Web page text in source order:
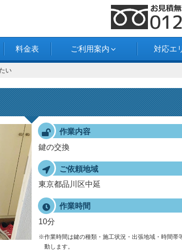
料金表 ご利用案内 対応エ
い
作業内容
鍵の交換
ご依頼地域
東京都品川区中延
作業時間
10分
※作業時間は鍵の種類・施工状況・出張地域・時間帯
動します。